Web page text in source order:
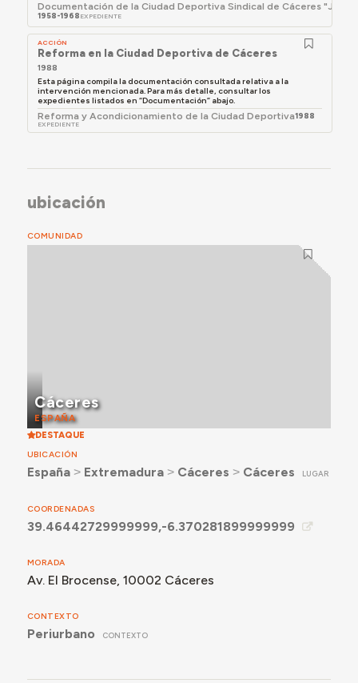
Documentación de la Ciudad Deportiva Sindical de Cáceres "José
1958-1968 EXPEDIENTE
ACCIÓN
Reforma en la Ciudad Deportiva de Cáceres
1988
Esta página compila la documentación consultada relativa a la
intervención mencionada. Para más detalle, consultar los
expedientes listados en “Documentación” abajo.
Reforma y Acondicionamiento de la Ciudad Deportiva1988
EXPEDIENTE
ubicación
COMUNIDAD
Cáceres
ESPAÑA
DESTAQUE
UBICACIÓN
España˃ Extremadura˃ Cáceres ˃ Cáceres LUGAR
COORDENADAS
39.46442729999999,-6.370281899999999
MORADA
Av. El Brocense, 10002 Cáceres
CONTEXTO
Periurbano CONTEXTO